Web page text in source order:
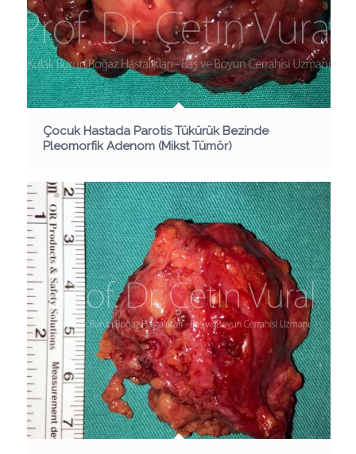
Çocuk Hastada Parotis Tükürük Bezinde
Pleomorfik Adenom (Mikst Tümör)